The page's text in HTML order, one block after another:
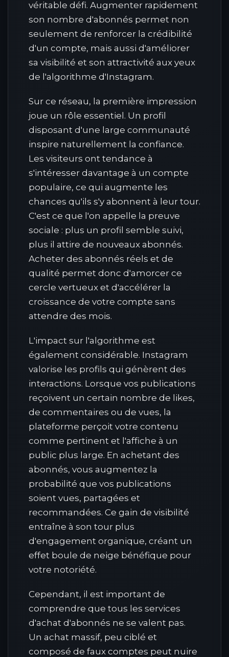
véritable défi. Augmenter rapidement
son nombre d'abonnés permet non
seulement de renforcer la crédibilité
d'un compte, mais aussi d'améliorer
sa visibilité et son attractivité aux yeux
de l'algorithme d'Instagram.
Sur ce réseau, la première impression
joue un rôle essentiel. Un profil
disposant d'une large communauté
inspire naturellement la confiance.
Les visiteurs ont tendance à
s'intéresser davantage à un compte
populaire, ce qui augmente les
chances qu'ils s'y abonnent à leur tour.
C'est ce que l'on appelle la preuve
sociale : plus un profil semble suivi,
plus il attire de nouveaux abonnés.
Acheter des abonnés réels et de
qualité permet donc d'amorcer ce
cercle vertueux et d'accélérer la
croissance de votre compte sans
attendre des mois.
L'impact sur l'algorithme est
également considérable. Instagram
valorise les profils qui génèrent des
interactions. Lorsque vos publications
reçoivent un certain nombre de likes,
de commentaires ou de vues, la
plateforme perçoit votre contenu
comme pertinent et l'affiche à un
public plus large. En achetant des
abonnés, vous augmentez la
probabilité que vos publications
soient vues, partagées et
recommandées. Ce gain de visibilité
entraîne à son tour plus
d'engagement organique, créant un
effet boule de neige bénéfique pour
votre notoriété.
Cependant, il est important de
comprendre que tous les services
d'achat d'abonnés ne se valent pas.
Un achat massif, peu ciblé et
composé de faux comptes peut nuire